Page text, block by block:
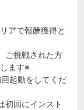
アで報酬獲得と
ご挑戦された方
ます※
起動をしてくだ
初回にインスト